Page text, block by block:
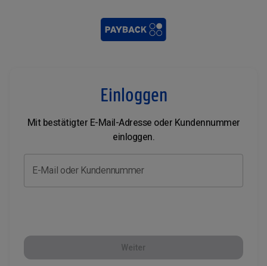
Einloggen
Mit bestätigter E-Mail-Adresse oder Kundennummer
einloggen.
E-Mail oder Kundennummer
Weiter